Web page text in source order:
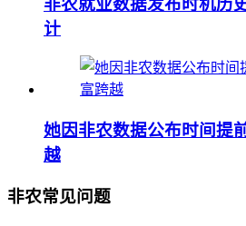
计
她因非农数据公布时间提
越
非农常见问题